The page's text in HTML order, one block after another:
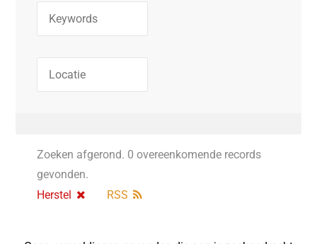
Zoeken afgerond. 0 overeenkomende records
gevonden.
Herstel
RSS